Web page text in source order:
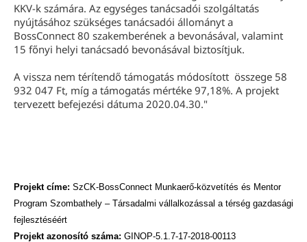
KKV-k számára. Az egységes tanácsadói szolgáltatás
nyújtásához szükséges tanácsadói állományt a
BossConnect 80 szakemberének a bevonásával, valamint
15 főnyi helyi tanácsadó bevonásával biztosítjuk.
A vissza nem térítendő támogatás módosított összege 58
932 047 Ft, míg a támogatás mértéke 97,18%. A projekt
tervezett befejezési dátuma 2020.04.30."
Projekt címe: SzCK-BossConnect Munkaerő-közvetítés és Mentor
Program Szombathely – Társadalmi vállalkozással a térség gazdasági
fejlesztéséért
Projekt azonosító száma: GINOP-5.1.7-17-2018-00113